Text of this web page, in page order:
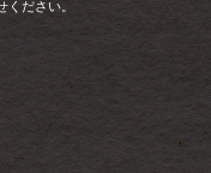
ください。